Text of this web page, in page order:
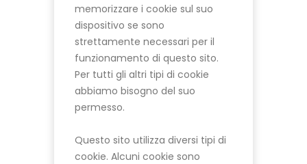
memorizzare i cookie sul suo
dispositivo se sono
strettamente necessari per il
funzionamento di questo sito.
Per tutti gli altri tipi di cookie
abbiamo bisogno del suo
permesso.
Questo sito utilizza diversi tipi di
cookie. Alcuni cookie sono